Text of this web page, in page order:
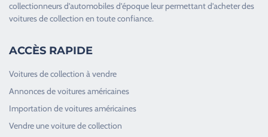
collectionneurs d’automobiles d’époque leur permettant d’acheter des
voitures de collection en toute confiance.
ACCÈS RAPIDE
Voitures de collection à vendre
Annonces de voitures américaines
Importation de voitures américaines
Vendre une voiture de collection